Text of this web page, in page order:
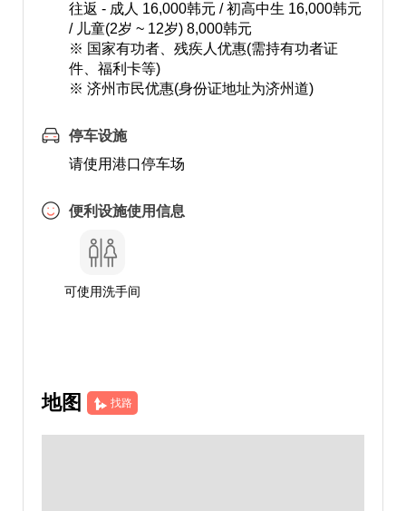
往返 - 成人 16,000韩元 / 初高中生 16,000韩元
/ 儿童(2岁 ~ 12岁) 8,000韩元
※ 国家有功者、残疾人优惠(需持有功者证
件、福利卡等)
※ 济州市民优惠(身份证地址为济州道)
停车设施
请使用港口停车场
便利设施使用信息
可使用洗手间
地图 找路